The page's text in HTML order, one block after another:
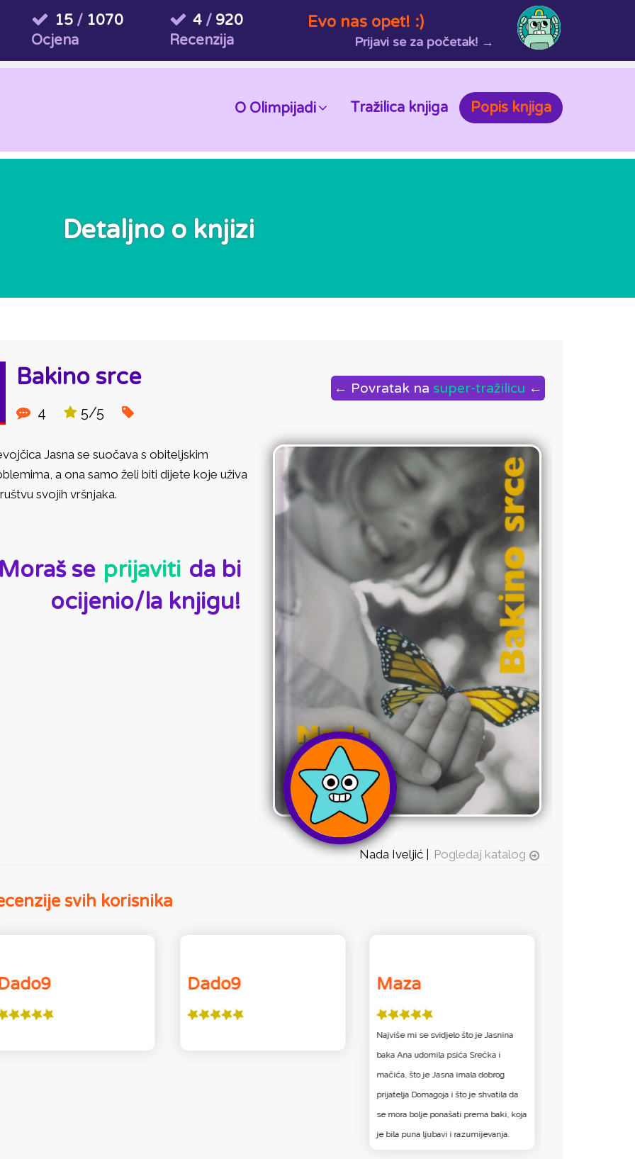
15/ 1070
Ocjena
4/ 920
Recenzija
Evo nas opet! :)
Prijavi se za početak! →
O Olimpijadi Tražilica knjiga Popis knjiga
Detaljno o knjizi
Bakino srce
4 5/5
← Povratak na super-tražilicu ←
Jasna se suočava s obiteljskim
a ona samo želi biti dijete koje uživa
svojih vršnjaka.
se prijaviti da bi
ocijenio/la knjigu!
Nada Iveljić | Pogledaj katalog
svih korisnika
Dado9 Maza
Najviše mi se svidjelo što je Jasnina
baka Ana udomila psića Srećka i
mačića, što je Jasna imala dobrog
prijatelja Domagoja i što je shvatila da
se mora bolje ponašati prema baki, koja
je bila puna ljubavi i razumijevanja.